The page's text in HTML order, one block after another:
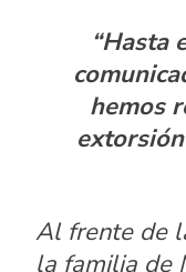
“Hasta
hemos
Al frente de
la familia de